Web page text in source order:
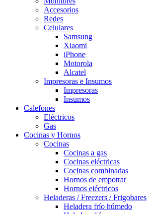
Accesorios
Redes
Celulares
Samsung
Xiaomi
iPhone
Motorola
Alcatel
Impresoras e Insumos
Impresoras
Insumos
Calefones
Eléctricos
Gas
Cocinas y Hornos
Cocinas
Cocinas a gas
Cocinas eléctricas
Cocinas combinadas
Hornos de empotrar
Hornos eléctricos
Heladeras / Freezers / Frigobares
Heladera frío húmedo